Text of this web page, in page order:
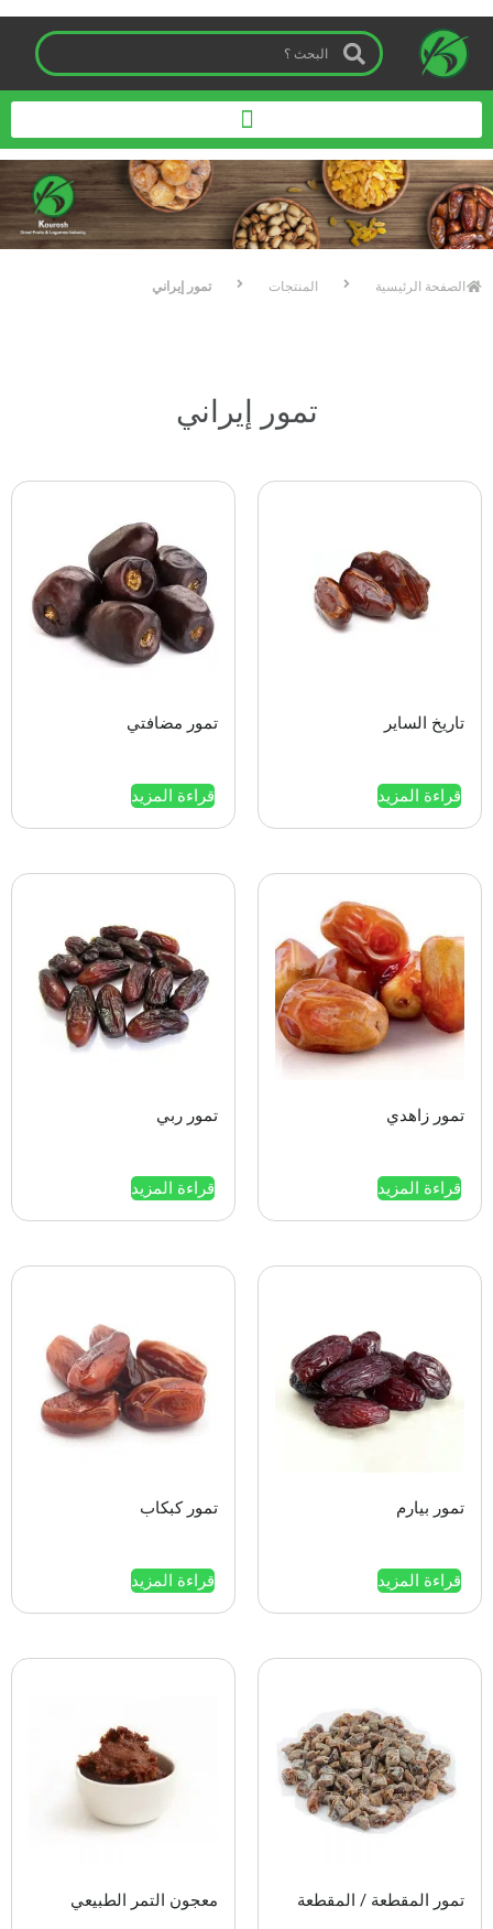
الصفحة الرئیسیة المنتجات تمور إيراني
تمور إيراني
تاريخ الساير
قراءة المزيد
تمور مضافتي
قراءة المزيد
تمور زاهدي
قراءة المزيد
تمور ربي
قراءة المزيد
تمور بیارم
قراءة المزيد
تمور كبكاب
قراءة المزيد
تمور المقطعة / المقطعة معجون التمر الطبيعي